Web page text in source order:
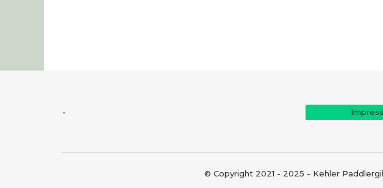
-
© Copyright 2021 - 2025 - Kehler